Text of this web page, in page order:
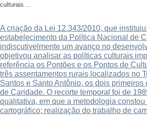
culturais ...
A criação da Lei 12.343/2010, que
estabelecimento da Política Nacional de
indiscutivelmente um avanço no
objetivou analisar as políticas culturais
referência os Pontões e os Pontos de
três assentamentos rurais localizados no
Santos e Santo Antônio, os dois
de Caridade. O recorte temporal foi de
qualitativa, em que a metodologia
cartográfico; realização do trabalho de